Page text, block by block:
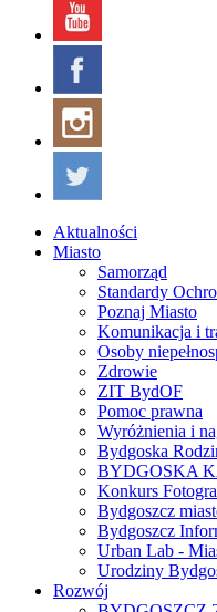
Aktualności
Miasto
Samorząd
Standardy
Poznaj Miasto
Komunikacja i
Osoby
Zdrowie
ZIT BydOF
Pomoc prawna
Wyróżnienia i
Bydgoska
BYDGOSKA
Konkurs
Bydgoszcz
Bydgoszcz
Urban Lab -
Urodziny
Rozwój